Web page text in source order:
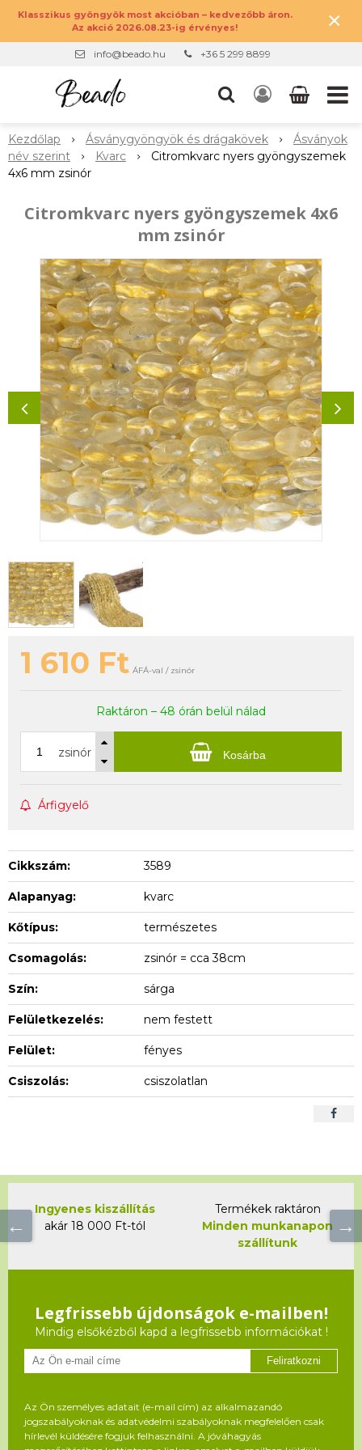
Klasszikus gyöngyök most akcióban – kedvezőbb áron.
Az akció 2026.08.23-ig érvényes!
×
info@beado.hu +36 5 299 8899
Kezdőlap Ásványgyöngyök és drágakövek
Ásványok
név szerint
Kvarc
Citromkvarc nyers gyöngyszemek
4x6 mm zsinór
Citromkvarc nyers gyöngyszemek 4x6
mm zsinór
1 610 Ft ÁFÁ-val / zsinór
Raktáron – 48 órán belül nálad
zsinór Kosárba
Árfigyelő
Cikkszám: 3589
Alapanyag: kvarc
Kőtípus: természetes
Csomagolás: zsinór = cca 38cm
Szín: sárga
Felületkezelés: nem festett
Felület: fényes
Csiszolás: csiszolatlan
Ingyenes kiszállítás
akár 18 000 Ft-tól
Termékek raktáron
Minden munkanapon
szállítunk
Legfrissebb újdonságok e-mailben!
Mindig elsőkézből kapd a legfrissebb információkat !
Feliratkozni
Az Ön személyes adatait (e-mail cím) az alkalmazandó
jogszabályoknak és adatvédelmi szabályoknak megfelelően csak
hírlevél küldésére fogjuk felhasználni. A jóváhagyás